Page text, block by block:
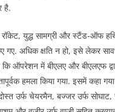
है.
रॉकेट, युद्ध सामग्री और स्टैंड-ऑफ
अधिक क्षति न हो, इसे लेकर
ऑपरेशन में बीएलए और बीएलएफ
हमला किया गया. इसमें कहा
उर्फ चेयरमैन, बज्जर उर्फ सोघाट,